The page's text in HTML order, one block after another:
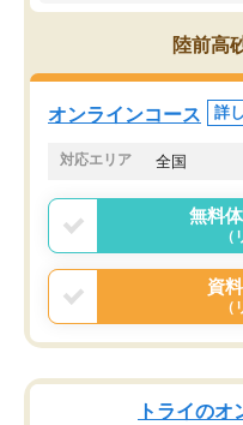
講師の方との距離も近く
チングのおかげで、停滞
ションを維持できました
る勉強」から「目標のた
意識が変わったことが、
陸前高
オンラインコース 詳
対応エリア 全国
無料
資
トライの